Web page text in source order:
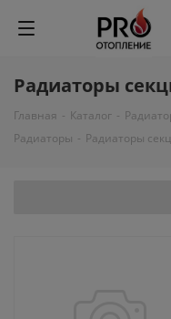
Радиаторы
Главная - Каталог -
Радиаторы - Радиаторы